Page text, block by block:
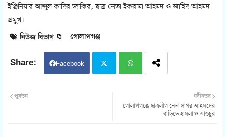
ইঞ্জিনিয়ার আব্দুল কাদির জাকির, ছাত্র নেতা ইকরামা আহমদ ও জাহিদ আহমদ
প্রমুখ।
নিউজ বিভাগ 📁 গোলাপগঞ্জ
Facebook
atsa
নবীনতর
গোলাপগঞ্জে ছাত্রলীগ নেতা সাগর আহমদের
বাড়িতে হামলা ও ভাঙচুর
পূর্বতন